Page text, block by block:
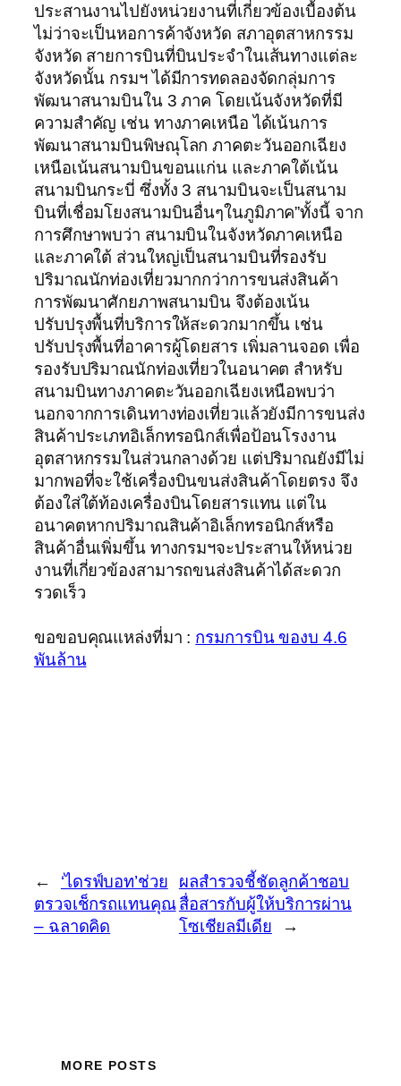
ประสานงานไปยังหน่วยงานที่เกี่ยวข้องเบื้องต้น
ไม่ว่าจะเป็นหอการค้าจังหวัด สภาอุตสาหกรรม
จังหวัด สายการบินที่บินประจำในเส้นทางแต่ละ
จังหวัดนั้น กรมฯ ได้มีการทดลองจัดกลุ่มการ
พัฒนาสนามบินใน 3 ภาค โดยเน้นจังหวัดที่มี
ความสำคัญ เช่น ทางภาคเหนือ ได้เน้นการ
พัฒนาสนามบินพิษณุโลก ภาคตะวันออกเฉียง
เหนือเน้นสนามบินขอนแก่น และภาคใต้เน้น
สนามบินกระบี่ ซึ่งทั้ง 3 สนามบินจะเป็นสนาม
บินที่เชื่อมโยงสนามบินอื่นๆในภูมิภาค”ทั้งนี้ จาก
การศึกษาพบว่า สนามบินในจังหวัดภาคเหนือ
และภาคใต้ ส่วนใหญ่เป็นสนามบินที่รองรับ
ปริมาณนักท่องเที่ยวมากกว่าการขนส่งสินค้า
การพัฒนาศักยภาพสนามบิน จึงต้องเน้น
ปรับปรุงพื้นที่บริการให้สะดวกมากขึ้น เช่น
ปรับปรุงพื้นที่อาคารผู้โดยสาร เพิ่มลานจอด เพื่อ
รองรับปริมาณนักท่องเที่ยวในอนาคต สำหรับ
สนามบินทางภาคตะวันออกเฉียงเหนือพบว่า
นอกจากการเดินทางท่องเที่ยวแล้วยังมีการขนส่ง
สินค้าประเภทอิเล็กทรอนิกส์เพื่อป้อนโรงงาน
อุตสาหกรรมในส่วนกลางด้วย แต่ปริมาณยังมีไม่
มากพอที่จะใช้เครื่องบินขนส่งสินค้าโดยตรง จึง
ต้องใส่ใต้ท้องเครื่องบินโดยสารแทน แต่ใน
อนาคตหากปริมาณสินค้าอิเล็กทรอนิกส์หรือ
สินค้าอื่นเพิ่มขึ้น ทางกรมฯจะประสานให้หน่วย
งานที่เกี่ยวข้องสามารถขนส่งสินค้าได้สะดวก
รวดเร็ว
ขอขอบคุณแหล่งที่มา : กรมการบิน ของบ 4.6
พันล้าน
←
‘ไดรฟ์บอท’ช่วย
ตรวจเช็กรถแทนคุณ
– ฉลาดคิด
ผลสำรวจชี้ชัดลูกค้าชอบ
สื่อสารกับผู้ให้บริการผ่าน
โซเชียลมีเดีย
→
MORE POSTS